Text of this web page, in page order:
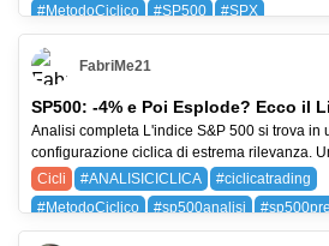
#MetodoCiclico
#SP500
#SPX
BAYG (BAYER AG)
SPX (SP 500)
FabriMe21
SP500: -4% e Poi Esplode? Ecco il
Analisi completa L'indice S&P 500 si trova in
configurazione ciclica di estrema rilevanza. Un
Cicli
#ANALISICICLICA
#ciclicatrading
#MetodoCiclico
#sp500analisi
SPX (SP 500)